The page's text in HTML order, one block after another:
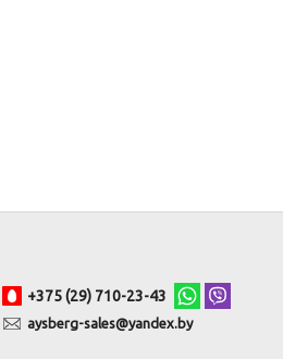
+375 (29) 710-23-43
aysberg-sales@yandex.by